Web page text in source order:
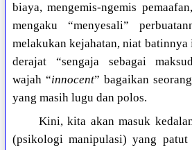
biaya, mengemis-ngemis
mengaku “menyesali”
melakukan kejahatan, niat
derajat “sengaja sebagai
wajah “innocent” bagaikan
yang masih lugu dan polos.
Kini, kita akan masuk
(psikologi manipulasi) yang